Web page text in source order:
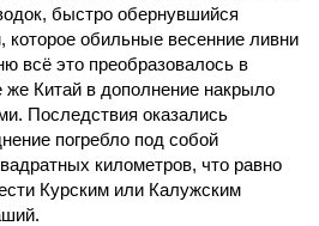
быстро обернувшийся
обильные весенние ливни
всё это преобразовалось в
Китай в дополнение накрыло
Последствия оказались
погребло под собой
километров, что равно
Курским или Калужским